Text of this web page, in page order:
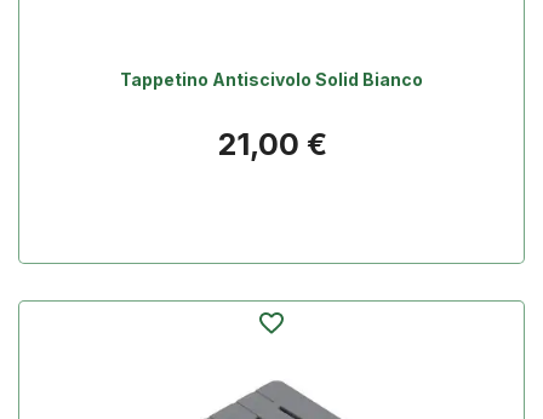
Tappetino Antiscivolo Solid Bianco
Prezzo
21,00 €